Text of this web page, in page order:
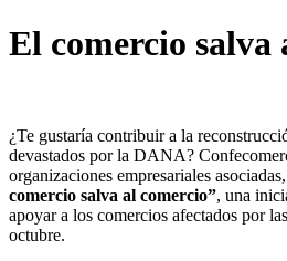
El comercio salva
¿Te gustaría contribuir a la
devastados por la DANA?
organizaciones empresariales
comercio salva al comercio”, una
apoyar a los comercios afectados por
octubre.